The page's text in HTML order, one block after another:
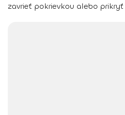
zavrieť pokrievkou alebo